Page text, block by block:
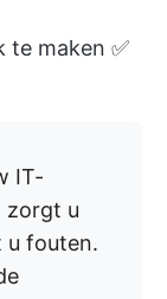
te maken ✅️
IT-
zorgt u
u fouten.